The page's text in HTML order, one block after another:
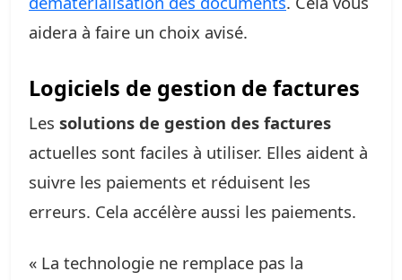
aidera à faire un choix avisé.
Logiciels de gestion de factures
Les solutions de gestion des factures
actuelles sont faciles à utiliser. Elles aident à
suivre les paiements et réduisent les
erreurs. Cela accélère aussi les paiements.
« La technologie ne remplace pas la